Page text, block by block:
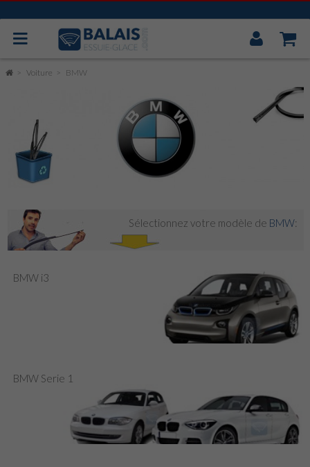
MITSUBA
CAOUTCHOUC UNIVERSEL
ESSUIE GLACE ARRIÈRE
Mon
Voiture BMW
Sélectionnez votre modèle de BMW:
BMW i3
BMW Serie 1